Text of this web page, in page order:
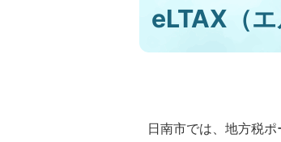
eLTAX（
日南市では、地方税